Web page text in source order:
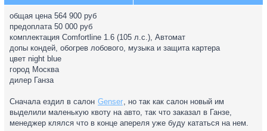
общая цена 564 900 руб
предоплата 50 000 руб
комплектация Comfortline 1.6 (105 л.с.), Автомат
допы кондей, обогрев лобового, музыка и защита картера
цвет night blue
город Москва
дилер Ганза
Сначала ездил в салон Genser, но так как салон новый им
выделили маленькую квоту на авто, так что заказал в Ганзе,
менеджер клялся что в конце апереля уже буду кататься на нем.